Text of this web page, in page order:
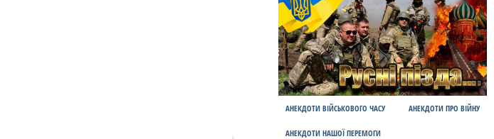
АНЕКДОТИ ВІЙСЬКОВОГО ЧАСУ АНЕКДОТИ ПРО ВІЙНУ
АНЕКДОТИ НАШОЇ ПЕРЕМОГИ